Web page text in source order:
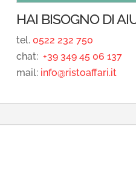
HAI BISOGNO DI
tel. 0522 232 750
chat: +39 349 45 06 137
mail: info@ristoaffari.it